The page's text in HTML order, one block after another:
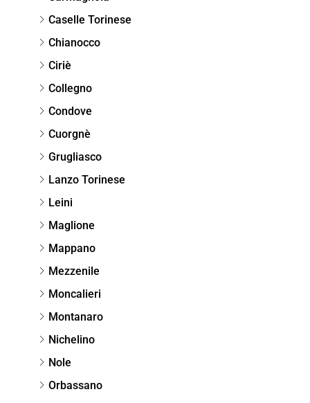
Caselle Torinese
Chianocco
Ciriè
Collegno
Condove
Cuorgnè
Grugliasco
Lanzo Torinese
Leini
Maglione
Mappano
Mezzenile
Moncalieri
Montanaro
Nichelino
Nole
Orbassano